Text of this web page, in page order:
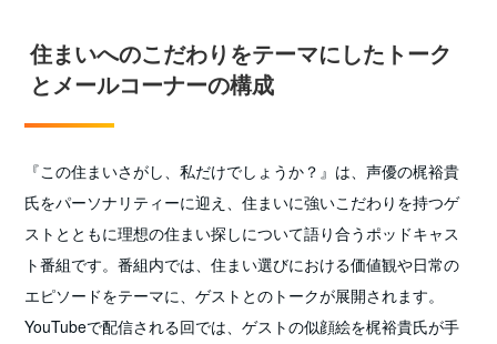
住まいへのこだわりをテーマにしたトーク
とメールコーナーの構成
『この住まいさがし、私だけでしょうか？』は、声優の梶裕貴
氏をパーソナリティーに迎え、住まいに強いこだわりを持つゲ
ストとともに理想の住まい探しについて語り合うポッドキャス
ト番組です。番組内では、住まい選びにおける価値観や日常の
エピソードをテーマに、ゲストとのトークが展開されます。
YouTubeで配信される回では、ゲストの似顔絵を梶裕貴氏が手